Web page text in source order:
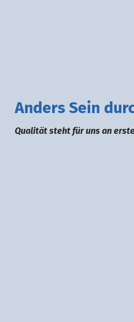
Anders Sein
Qualität steht für uns an